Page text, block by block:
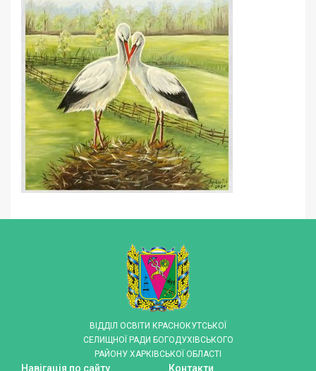
ВІДДІЛ ОСВІТИ КРАСНОКУТСЬКОЇ
СЕЛИЩНОЇ РАДИ БОГОДУХІВСЬКОГО
РАЙОНУ ХАРКІВСЬКОЇ ОБЛАСТІ
Навігація по сайту Контакти